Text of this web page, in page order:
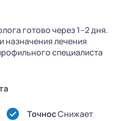
готово через 1–2 дня.
назначения лечения
специалиста
ТочносСнижает